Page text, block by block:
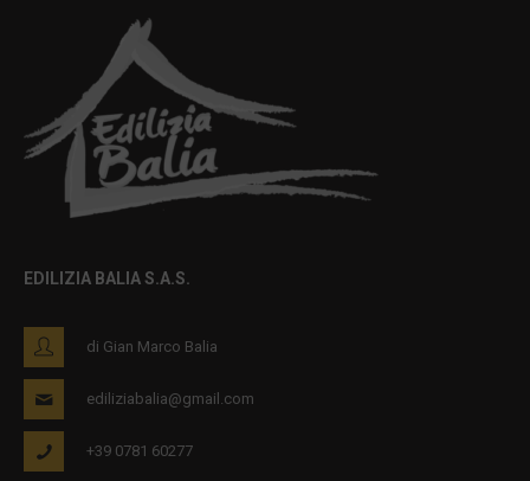
EDILIZIA BALIA S.A.S.
di Gian Marco Balia
ediliziabalia@gmail.com
+39 0781 60277